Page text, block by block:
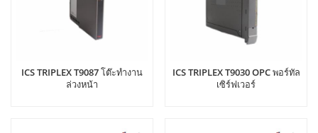
ICS TRIPLEX T9087 โต๊ะทำงาน
ล่วงหน้า
ICS TRIPLEX T9030 OPC พอร์ทัล
เซิร์ฟเวอร์